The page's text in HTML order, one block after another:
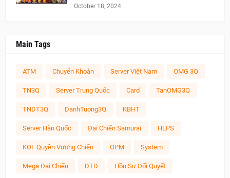
October 18, 2024
Main Tags
ATM Chuyển Khoản Server Việt Nam OMG 3Q
TN3Q Server Trung Quốc Card TanOMG3Q
TNDT3Q DanhTuong3Q KBHT
Server Hàn Quốc Đại Chiến Samurai HLPS
KOF Quyền Vương Chiến OPM System
Mega Đại Chiến DTD Hồn Sư Đối Quyết